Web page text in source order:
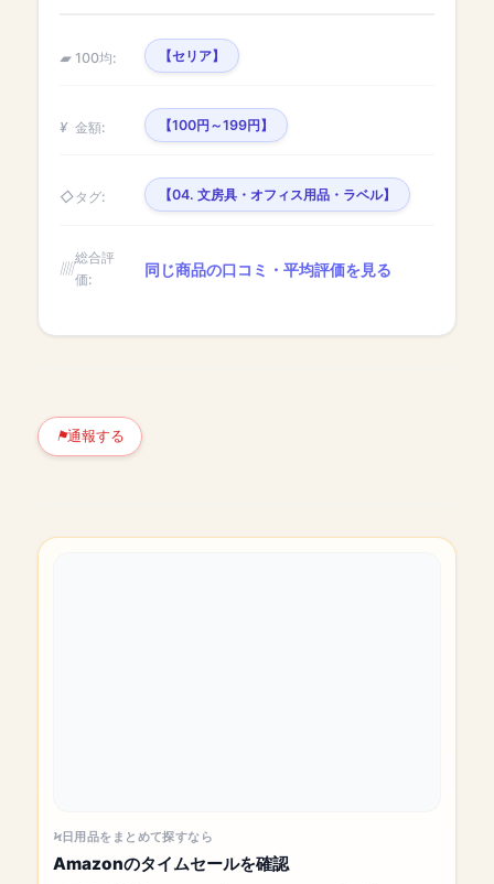
100均: 【セリア】
金額: 【100円～199円】
タグ: 【04. 文房具・オフィス用品・ラベル】
総合評
価:
同じ商品の口コミ・平均評価を見る
通報する
日用品をまとめて探すなら
Amazonのタイムセールを確認